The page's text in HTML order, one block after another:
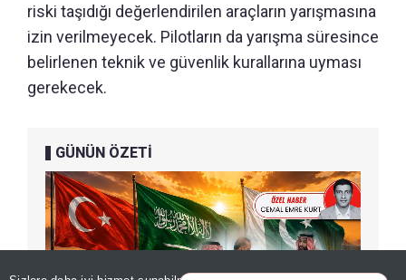
riski taşıdığı değerlendirilen araçların yarışmasına
izin verilmeyecek. Pilotların da yarışma süresince
belirlenen teknik ve güvenlik kurallarına uyması
gerekecek.
GÜNÜN ÖZETİ